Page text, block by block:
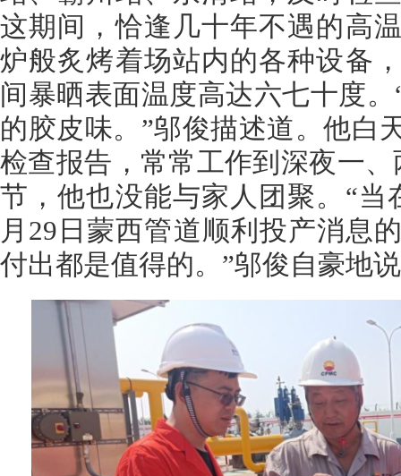
这期间，恰逢几十年不遇的高
炉般炙烤着场站内的各种设备
间暴晒表面温度高达六七十度
的胶皮味。”邬俊描述道。他白
检查报告，常常工作到深夜一
节，他也没能与家人团聚。“当
月29日蒙西管道顺利投产消息
付出都是值得的。”邬俊自豪地